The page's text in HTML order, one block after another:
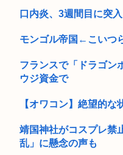
口内炎、3週間目に突入
モンゴル帝国←こいつ
フランスで「ドラゴン
ウジ資金で
【オワコン】絶望的
靖国神社がコスプレ禁
乱」に懸念の声も